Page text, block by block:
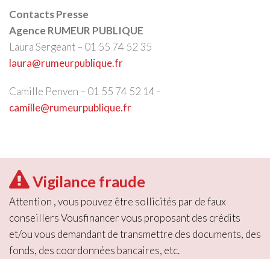
Contacts Presse
Agence RUMEUR PUBLIQUE
Laura Sergeant – 01 55 74 52 35
laura@rumeurpublique.fr
Camille Penven – 01 55 74 52 14 -
camille@rumeurpublique.fr
Vigilance fraude
Attention , vous pouvez être sollicités par de faux
conseillers Vousfinancer vous proposant des crédits
et/ou vous demandant de transmettre des documents, des
fonds, des coordonnées bancaires, etc.